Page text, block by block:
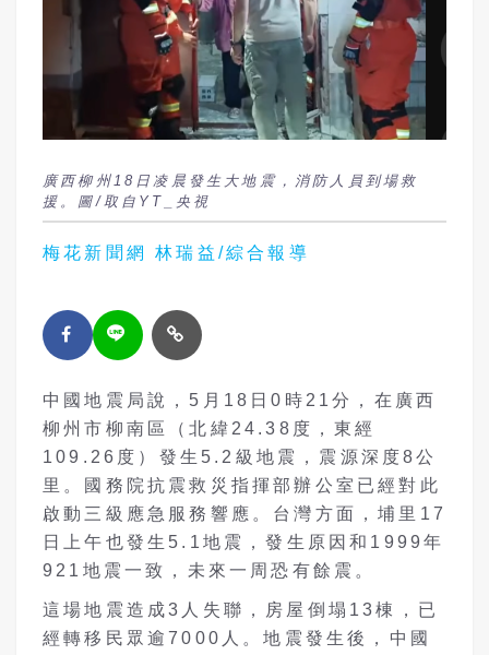
廣西柳州18日凌晨發生大地震，消防人員到場救
援。圖/取自YT_央視
梅花新聞網 林瑞益/綜合報導
中國地震局說，5月18日0時21分，在廣西
柳州市柳南區（北緯24.38度，東經
109.26度）發生5.2級地震，震源深度8公
里。國務院抗震救災指揮部辦公室已經對此
啟動三級應急服務響應。台灣方面，埔里17
日上午也發生5.1地震，發生原因和1999年
921地震一致，未來一周恐有餘震。
這場地震造成3人失聯，房屋倒塌13棟，已
經轉移民眾逾7000人。地震發生後，中國